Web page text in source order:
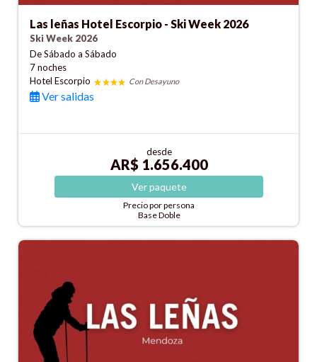
Las leñas Hotel Escorpio - Ski Week 2026
Ski Week 2026
De Sábado a Sábado
7 noches
Hotel Escorpio
Con Desayuno
Ver salidas
desde
AR$ 1.656.400
Verpaquete
Precio por persona
Base Doble